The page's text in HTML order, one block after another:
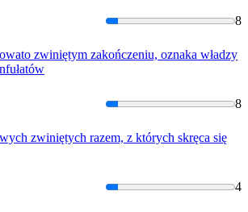
8
zwiniętym zakończeniu, oznaka władzy
8
zwiniętych razem, z których skręca się
4